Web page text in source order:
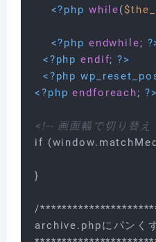
<?php while(
<?php endwhile;
<?php endif; ?>
<?php
<?php endforeach; ?>
<!-- 画面幅で切り替え
if
}
/
archive.phpにパンく